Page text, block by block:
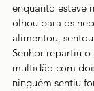
enquanto esteve
olhou para os
alimentou,
Senhor repartiu
multidão com
ninguém sentiu